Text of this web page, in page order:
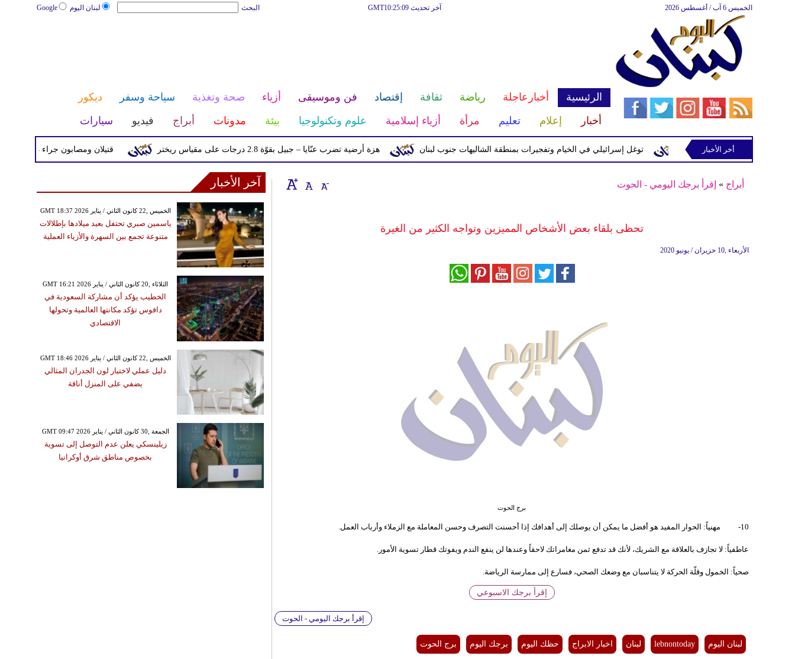
لبنان اليوم Google البحث آخر تحديث GMT10:25:09 الخميس 6 آب / أغسطس 2026
الرئيسية أخبارعاجلة رياضة ثقافة إقتصاد فن وموسيقى أزياء صحة وتغذية سياحة وسفر
ديكور
أخبار
إعلام تعليم مرأة أزياء إسلامية علوم وتكنولوجيا بيئة مدونات أبراج فيديو سيارات
قتيلان ومصابون جراء 14 غارة إسرائيلية على شرق وجنوب لبنان هزة أرضية تضرب عنّايا – جبيل بقوّة 2.8 درجات على مقياس ريختر توغل إسرائيلي في الخيام وتفجيرات بمنطقة الشاليهات جنوب لبنان في رب ثلاثين
أخر الأخبار
أبراج » إقرأ برجك اليومي - الحوت
تحظى بلقاء بعض الأشخاص المميزين وتواجه الكثير من الغيرة
الأربعاء ,10 حزيران / يونيو 2020
برج الحوت
10- مهنياً: الحوار المفيد هو أفضل ما يمكن أن يوصلك إلى أهدافك إذا أحسنت التصرف وحسن المعاملة مع الزملاء وأرباب العمل.
عاطفياً: لا تجازف بالعلاقة مع الشريك، لأنك قد تدفع ثمن مغامراتك لاحقاً وعندها لن ينفع الندم ويفوتك قطار تسوية الأمور.
صحياً: الخمول وقلّة الحركة لا يتناسبان مع وضعك الصحي، فسارع إلى ممارسة الرياضة.
إقرأ برجك الاسبوعي
إقرأ برجك اليومي - الحوت
لبنان اليوم lebnontoday لبنان اخبار الابراج حظك اليوم برجك اليوم برج الحوت
آخر الأخبار
GMT 18:37 2026 الخميس ,22 كانون الثاني / يناير
ياسمين صبري تحتفل بعيد ميلادها بإطلالات
متنوعة تجمع بين السهرة والأزياء العملية
GMT 16:21 2026 الثلاثاء ,20 كانون الثاني / يناير
الخطيب يؤكد أن مشاركة السعودية في
دافوس تؤكد مكانتها العالمية وتحولها
الاقتصادي
GMT 18:46 2026 الخميس ,22 كانون الثاني / يناير
دليل عملي لاختيار لون الجدران المثالي
يضفي على المنزل أناقة
GMT 09:47 2026 الجمعة ,30 كانون الثاني / يناير
زيلينسكي يعلن عدم التوصل إلى تسوية
بخصوص مناطق شرق أوكرانيا